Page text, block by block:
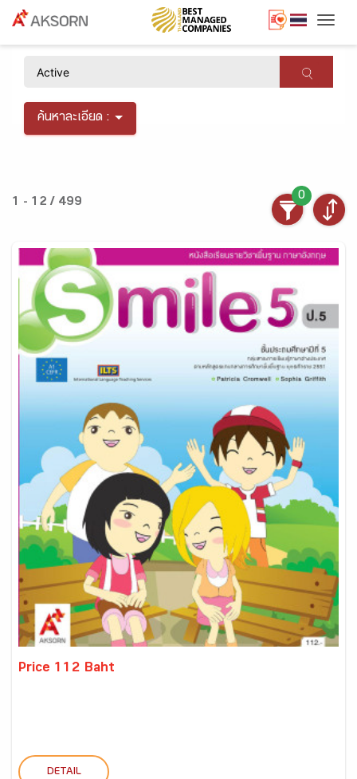
ค้นหาละเอียด :
1 - 12 / 499
0
Price 112 Baht
DETAIL